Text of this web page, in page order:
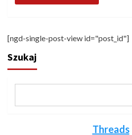
[ngd-single-post-view id="post_id"]
Szukaj
Threads